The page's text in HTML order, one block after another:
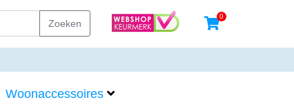
Zoeken
0
Woonaccessoires